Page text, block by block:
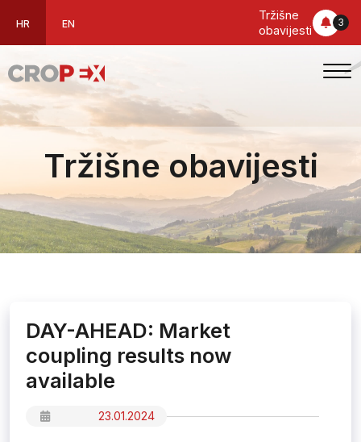
3
Tržišne
obavijesti
HR EN
Tržišne obavijesti
DAY-AHEAD: Market
coupling results now
available
23.01.2024